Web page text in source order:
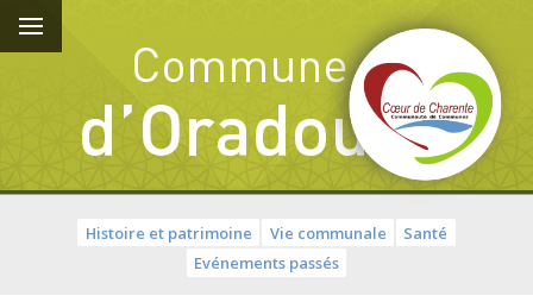
Histoire et patrimoine Vie communale
Santé
Evénements passés